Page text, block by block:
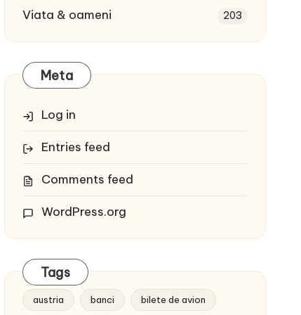
Viata & oameni 203
Meta
Log in
Entries feed
Comments feed
WordPress.org
Tags
austria banci bilete de avion